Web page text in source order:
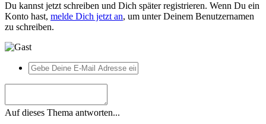
Du kannst jetzt schreiben und Dich später registrieren. Wenn Du ein
Konto hast, melde Dich jetzt an, um unter Deinem Benutzernamen
zu schreiben.
Auf dieses Thema antworten...